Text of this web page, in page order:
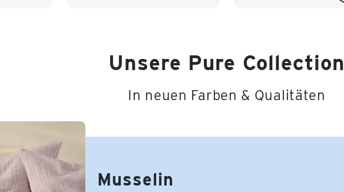
Unsere Pure Collection
In neuen Farben & Qualitäten
Musselin